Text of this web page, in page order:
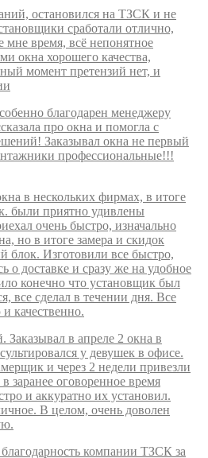
остановился на ТЗСК и не
сработали отлично,
мне время, всё непонятное
окна хорошего качества,
момент претензий нет, и
благодарен менеджеру
про окна и помогла с
Заказывал окна не первый
профессиональные!!!
в нескольких фирмах, в итоге
были приятно удивлены
очень быстро, изначально
но в итоге замера и скидок
блок. Изготовили все быстро,
о доставке и сразу же на удобное
конечно что установщик был
все сделал в течении дня. Все
качественно.
в апреле 2 окна в
у девушек в офисе.
и через 2 недели привезли
заранее оговоренное время
и аккуратно их установил.
В целом, очень доволен
компании ТЗСК за